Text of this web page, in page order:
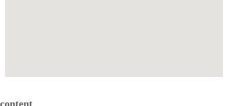
content